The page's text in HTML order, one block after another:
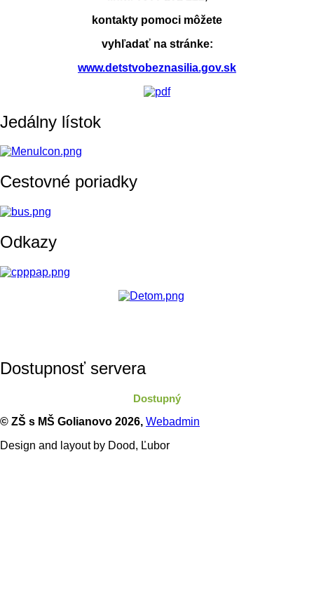
kontakty pomoci môžete
vyhľadať na stránke:
www.detstvobeznasilia.gov.sk
Jedálny lístok
Cestovné poriadky
Odkazy
Dostupnosť servera
Dostupný
© ZŠ s MŠ Golianovo 2026, Webadmin
Design and layout by Dood, Ľubor